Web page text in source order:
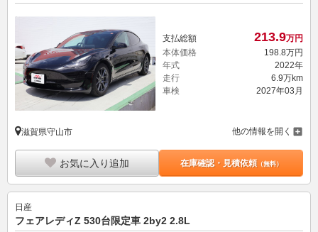
支払総額 213.9万円
本体価格
198.8万円
年式
2022年
走行
6.9万km
車検
2027年03月
滋賀県守山市 他の情報を開く
お気に入り追加 在庫確認・見積依頼（無料）
日産
フェアレディZ 530台限定車 2by2 2.8L